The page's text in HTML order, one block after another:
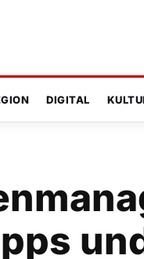
DIGITAL